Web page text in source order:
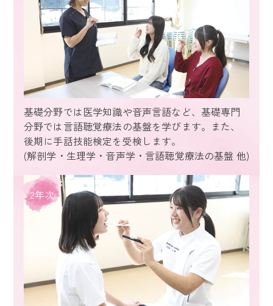
基礎分野では医学知識や音声言語など、基礎専門
分野では言語聴覚療法の基盤を学びます。また、
後期に手話技能検定を受検します。
(解剖学・生理学・音声学・言語聴覚療法の基盤 他)
2年次